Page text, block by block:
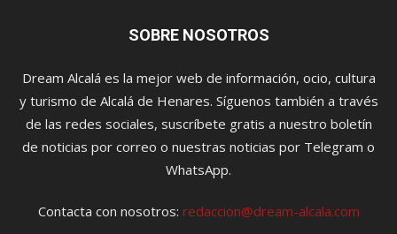
SOBRE NOSOTROS
Dream Alcalá es la mejor web de información, ocio, cultura
y turismo de Alcalá de Henares. Síguenos también a través
de las redes sociales, suscríbete gratis a nuestro boletín
de noticias por correo o nuestras noticias por Telegram o
WhatsApp.
Contacta con nosotros: redaccion@dream-alcala.com